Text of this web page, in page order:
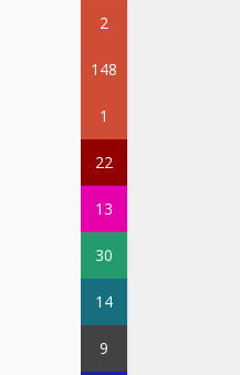
2
148
1
22
13
30
14
9